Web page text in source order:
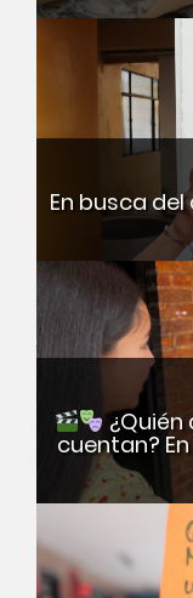
En busca
¿Quién
cuentan?